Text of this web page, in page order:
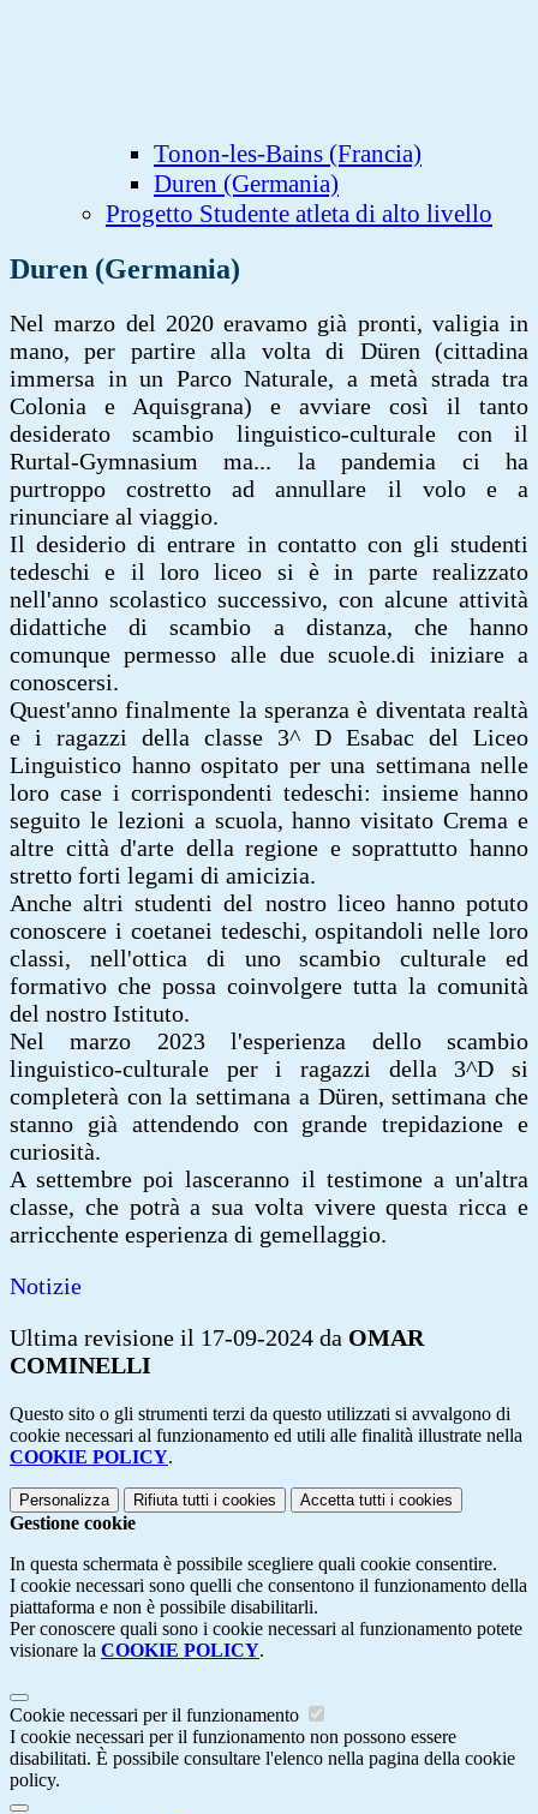
Tonon-les-Bains (Francia)
Duren (Germania)
Progetto Studente atleta di alto livello
Duren (Germania)
Nel marzo del 2020 eravamo già pronti, valigia in
mano, per partire alla volta di Düren (cittadina
immersa in un Parco Naturale, a metà strada tra
Colonia e Aquisgrana) e avviare così il tanto
desiderato scambio linguistico-culturale con il
Rurtal-Gymnasium ma... la pandemia ci ha
purtroppo costretto ad annullare il volo e a
rinunciare al viaggio.
Il desiderio di entrare in contatto con gli studenti
tedeschi e il loro liceo si è in parte realizzato
nell'anno scolastico successivo, con alcune attività
didattiche di scambio a distanza, che hanno
comunque permesso alle due scuole.di iniziare a
conoscersi.
Quest'anno finalmente la speranza è diventata realtà
e i ragazzi della classe 3^ D Esabac del Liceo
Linguistico hanno ospitato per una settimana nelle
loro case i corrispondenti tedeschi: insieme hanno
seguito le lezioni a scuola, hanno visitato Crema e
altre città d'arte della regione e soprattutto hanno
stretto forti legami di amicizia.
Anche altri studenti del nostro liceo hanno potuto
conoscere i coetanei tedeschi, ospitandoli nelle loro
classi, nell'ottica di uno scambio culturale ed
formativo che possa coinvolgere tutta la comunità
del nostro Istituto.
Nel marzo 2023 l'esperienza dello scambio
linguistico-culturale per i ragazzi della 3^D si
completerà con la settimana a Düren, settimana che
stanno già attendendo con grande trepidazione e
curiosità.
A settembre poi lasceranno il testimone a un'altra
classe, che potrà a sua volta vivere questa ricca e
arricchente esperienza di gemellaggio.
Notizie
Ultima revisione il 17-09-2024 da OMAR
COMINELLI
Questo sito o gli strumenti terzi da questo utilizzati si avvalgono di
cookie necessari al funzionamento ed utili alle finalità illustrate nella
COOKIE POLICY.
Personalizza Rifiuta tutti i cookies Accetta tutti i cookies
Gestione cookie
In questa schermata è possibile scegliere quali cookie consentire.
I cookie necessari sono quelli che consentono il funzionamento della
piattaforma e non è possibile disabilitarli.
Per conoscere quali sono i cookie necessari al funzionamento potete
visionare la COOKIE POLICY.
Cookie necessari per il funzionamento
I cookie necessari per il funzionamento non possono essere
disabilitati. È possibile consultare l'elenco nella pagina della cookie
policy.